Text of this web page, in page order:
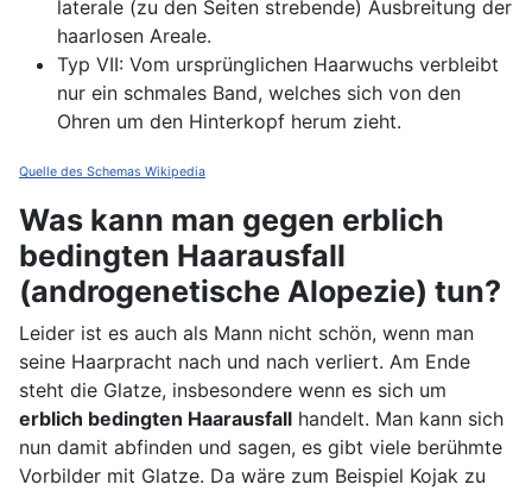
laterale (zu den Seiten strebende) Ausbreitung der
haarlosen Areale.
Typ VII: Vom ursprünglichen Haarwuchs verbleibt
nur ein schmales Band, welches sich von den
Ohren um den Hinterkopf herum zieht.
Quelle des Schemas Wikipedia
Was kann man gegen erblich
bedingten Haarausfall
(androgenetische Alopezie) tun?
Leider ist es auch als Mann nicht schön, wenn man
seine Haarpracht nach und nach verliert. Am Ende
steht die Glatze, insbesondere wenn es sich um
erblich bedingten Haarausfall handelt. Man kann sich
nun damit abfinden und sagen, es gibt viele berühmte
Vorbilder mit Glatze. Da wäre zum Beispiel Kojak zu